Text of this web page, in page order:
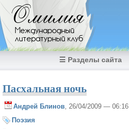
Перейти к основному содержанию
Омилия
Международный
литературный клуб
☰ Разделы сайта
Пасхальная ночь
Андрей Блинов , 26/04/2009 — 06:16
Поэзия